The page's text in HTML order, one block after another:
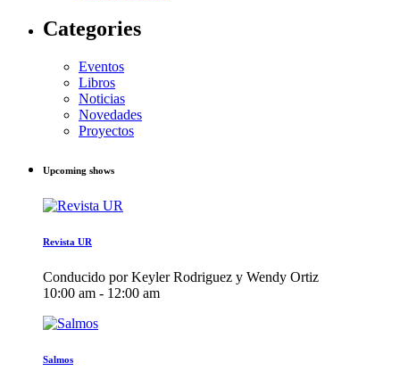
Categories
Eventos
Libros
Noticias
Novedades
Proyectos
Upcoming shows
Revista UR
Conducido por Keyler Rodriguez y Wendy Ortiz
10:00 am - 12:00 am
Salmos